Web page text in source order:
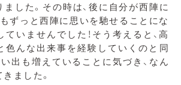
した。その時は、後に自分が西陣に
ずっと西陣に思いを馳せることにな
いませんでした！そう考えると、高
色んな出来事を経験していくのと同
出も増えていることに気づき、なん
ました。